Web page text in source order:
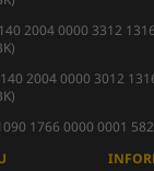
2004 0000 3312
2004 0000 3012
1766 0000 0001